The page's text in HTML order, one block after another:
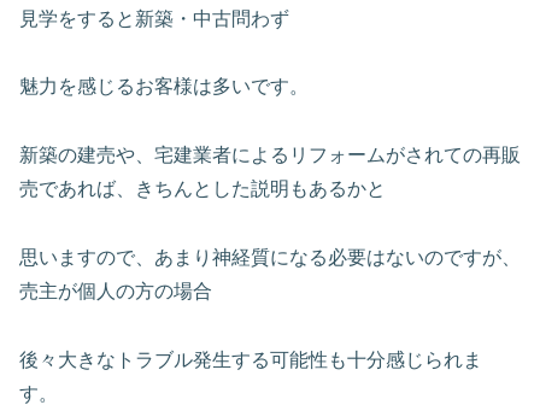
見学をすると新築・中古問わず
魅力を感じるお客様は多いです。
新築の建売や、宅建業者によるリフォームがされての再販
売であれば、きちんとした説明もあるかと
思いますので、あまり神経質になる必要はないのですが、
売主が個人の方の場合
後々大きなトラブル発生する可能性も十分感じられま
す。